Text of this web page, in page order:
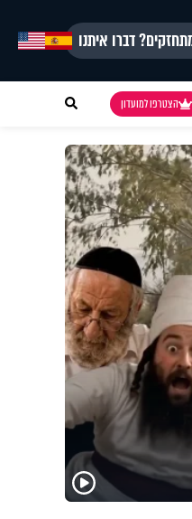
דברו איתנו
הצטרפו למועדון